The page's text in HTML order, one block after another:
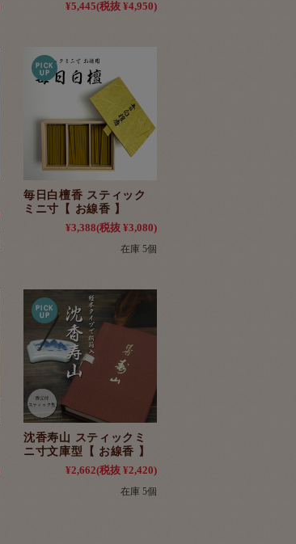
¥5,445(税抜 ¥4,950)
毎日白檀香 スティック
ミニ寸【 お線香 】
¥3,388(税抜 ¥3,080)
在庫 5個
沈香寿山 スティックミ
ニ寸文庫型【 お線香 】
¥2,662(税抜 ¥2,420)
在庫 5個